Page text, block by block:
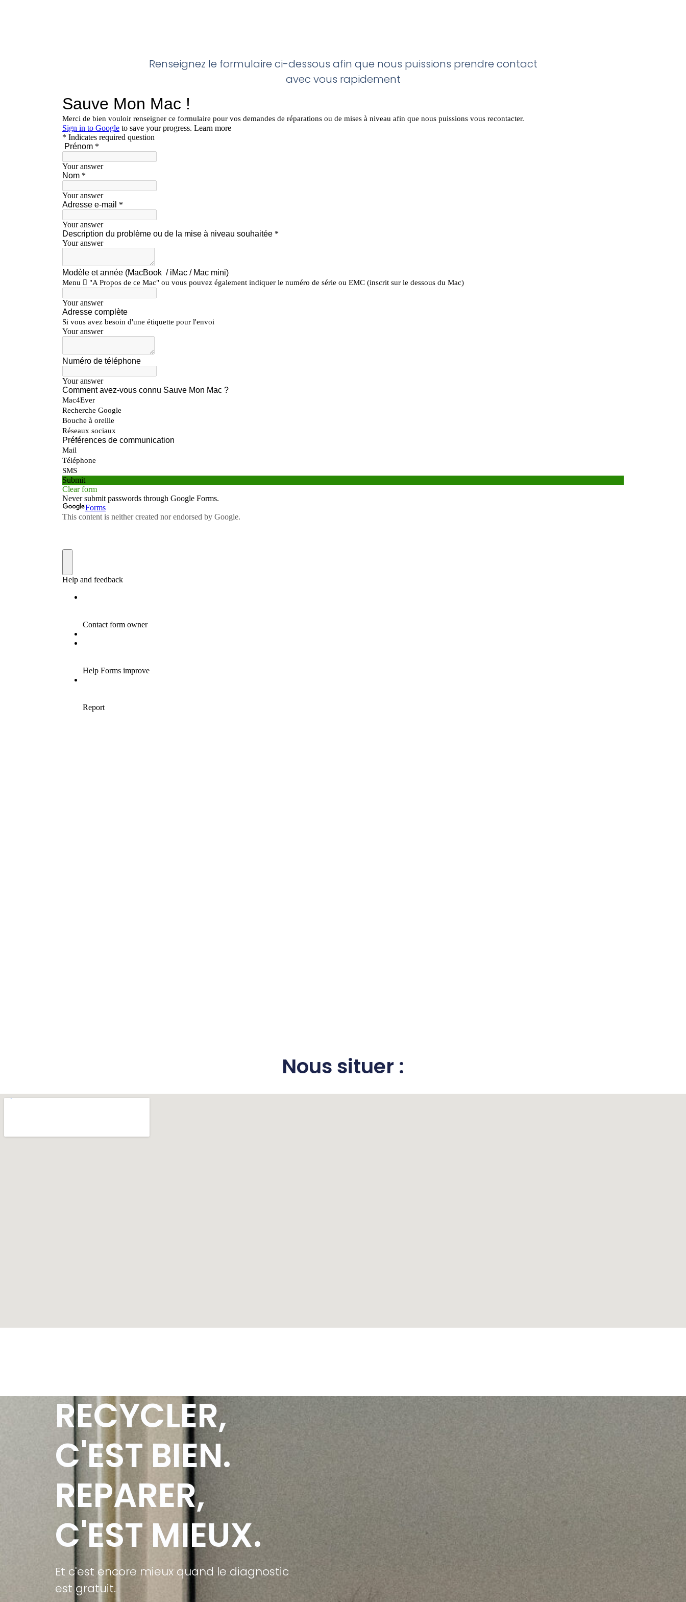
Renseignez le formulaire ci-dessous afin que nous puissions prendre contact
avec vous rapidement
Nous situer :
RECYCLER,
C'EST BIEN.
REPARER,
C'EST MIEUX.
Et c'est encore mieux quand le diagnostic
est gratuit.